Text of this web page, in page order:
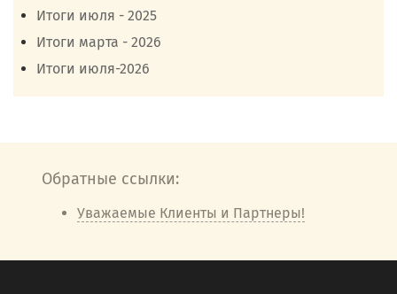
Итоги июля - 2025
Итоги марта - 2026
Итоги июля-2026
Обратные ссылки:
Уважаемые Клиенты и Партнеры!